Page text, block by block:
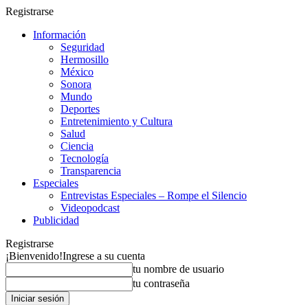
Registrarse
Información
Seguridad
Hermosillo
México
Sonora
Mundo
Deportes
Entretenimiento y Cultura
Salud
Ciencia
Tecnología
Transparencia
Especiales
Entrevistas Especiales – Rompe el Silencio
Videopodcast
Publicidad
Registrarse
¡Bienvenido!Ingrese a su cuenta
tu nombre de usuario
tu contraseña